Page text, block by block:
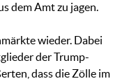
dem Amt zu jagen.
wieder. Dabei
der Trump-
dass die Zölle im